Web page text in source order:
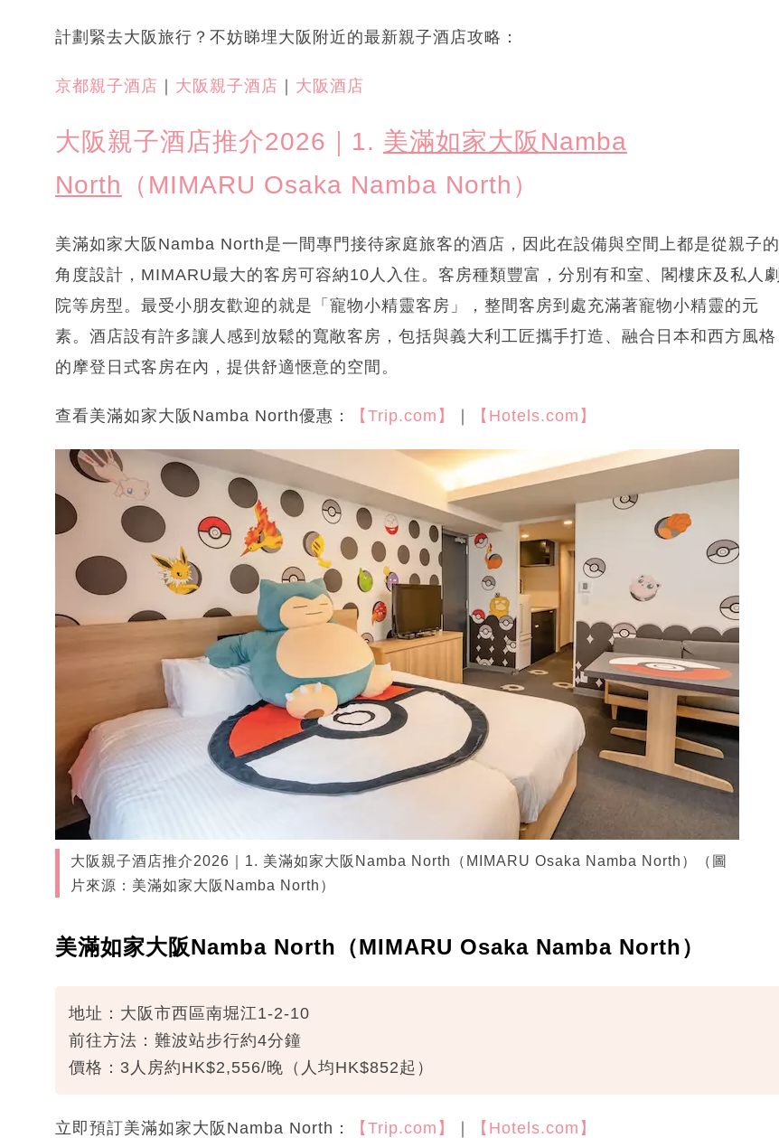
計劃緊去大阪旅行？不妨睇埋大阪附近的最新親子酒店攻略：
京都親子酒店 ｜ 大阪親子酒店 ｜ 大阪酒店
大阪親子酒店推介2026｜1. 美滿如家大阪Namba
North （MIMARU Osaka Namba North）
美滿如家大阪Namba North是一間專門接待家庭旅客的酒店，因此在設備與空間上都是從親子的
角度設計，MIMARU最大的客房可容納10人入住。客房種類豐富，分別有和室、閣樓床及私人劇
院等房型。最受小朋友歡迎的就是「寵物小精靈客房」，整間客房到處充滿著寵物小精靈的元
素。酒店設有許多讓人感到放鬆的寬敞客房，包括與義大利工匠攜手打造、融合日本和西方風格
的摩登日式客房在內，提供舒適愜意的空間。
查看美滿如家大阪Namba North優惠： 【Trip.com】 ｜ 【Hotels.com】
大阪親子酒店推介2026｜1. 美滿如家大阪Namba North（MIMARU Osaka Namba North）（圖
片來源：美滿如家大阪Namba North）
美滿如家大阪Namba North（MIMARU Osaka Namba North）
地址：大阪市西區南堀江1-2-10
前往方法：難波站步行約4分鐘
價格：3人房約HK$2,556/晚（人均HK$852起）
立即預訂美滿如家大阪Namba North： 【Trip.com】 ｜ 【Hotels.com】